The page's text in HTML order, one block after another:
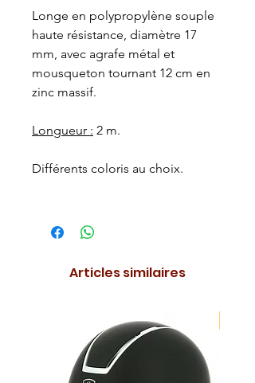
Longe en polypropylène souple
haute résistance, diamètre 17
mm, avec agrafe métal et
mousqueton tournant 12 cm en
zinc massif.
Longueur : 2 m.
Différents coloris au choix.
Articles similaires